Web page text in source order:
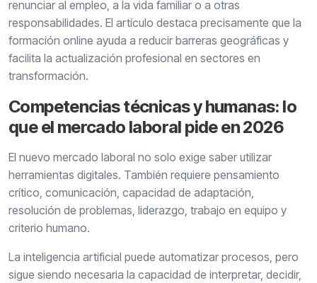
renunciar al empleo, a la vida familiar o a otras
responsabilidades. El artículo destaca precisamente que la
formación online ayuda a reducir barreras geográficas y
facilita la actualización profesional en sectores en
transformación.
Competencias técnicas y humanas: lo
que el mercado laboral pide en 2026
El nuevo mercado laboral no solo exige saber utilizar
herramientas digitales. También requiere pensamiento
crítico, comunicación, capacidad de adaptación,
resolución de problemas, liderazgo, trabajo en equipo y
criterio humano.
La inteligencia artificial puede automatizar procesos, pero
sigue siendo necesaria la capacidad de interpretar, decidir,